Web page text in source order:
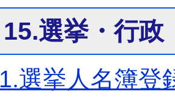
15.選挙・行政
1.選挙人名簿登